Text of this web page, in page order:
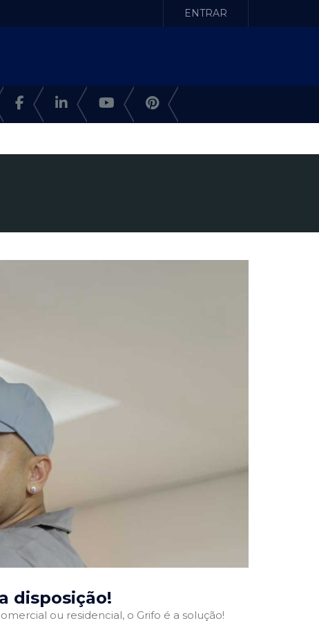
ENTRAR
disposição!
ou residencial, o Grifo é a solução!